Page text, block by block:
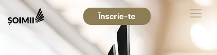
Înscrie-te